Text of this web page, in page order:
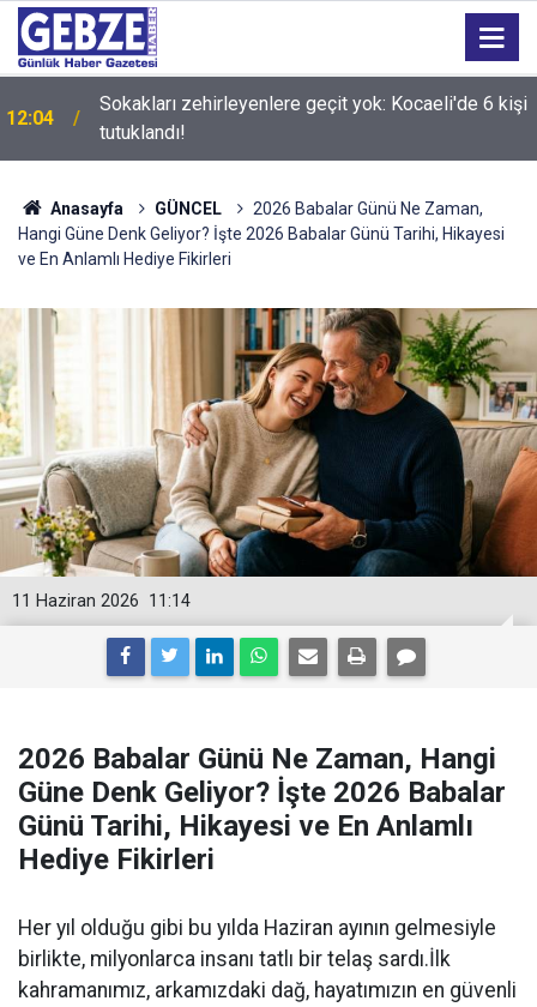
12:04
Sokakları zehirleyenlere geçit yok: Kocaeli'de 6 kişi
tutuklandı!
Anasayfa GÜNCEL
2026 Babalar Günü Ne Zaman,
Hangi Güne Denk Geliyor? İşte 2026 Babalar Günü Tarihi, Hikayesi
ve En Anlamlı Hediye Fikirleri
11:14
11 Haziran 2026
2026 Babalar Günü Ne Zaman, Hangi
Güne Denk Geliyor? İşte 2026 Babalar
Günü Tarihi, Hikayesi ve En Anlamlı
Hediye Fikirleri
Her yıl olduğu gibi bu yılda Haziran ayının gelmesiyle
birlikte, milyonlarca insanı tatlı bir telaş sardı.İlk
kahramanımız, arkamızdaki dağ, hayatımızın en güvenli